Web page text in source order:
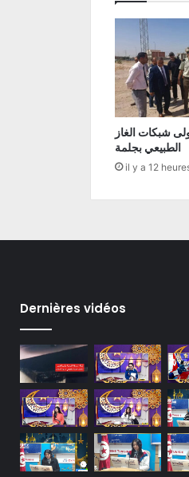
شبكات الغاز
الطبيعي بجلمة
il y a 12
Dernières vidéos